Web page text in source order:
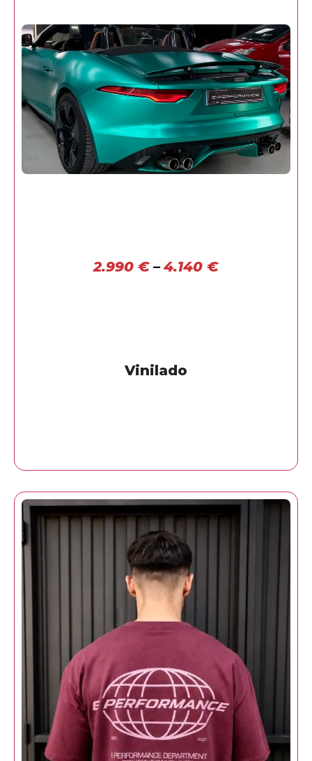
2.990 € – 4.140 €
Vinilado